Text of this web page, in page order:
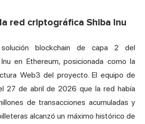
red criptográfica Shiba Inu
blockchain de capa 2 del
en Ethereum, posicionada como la
Web3 del proyecto. El equipo de
27 de abril de 2026 que la red había
de transacciones acumuladas y
alcanzó un máximo histórico de